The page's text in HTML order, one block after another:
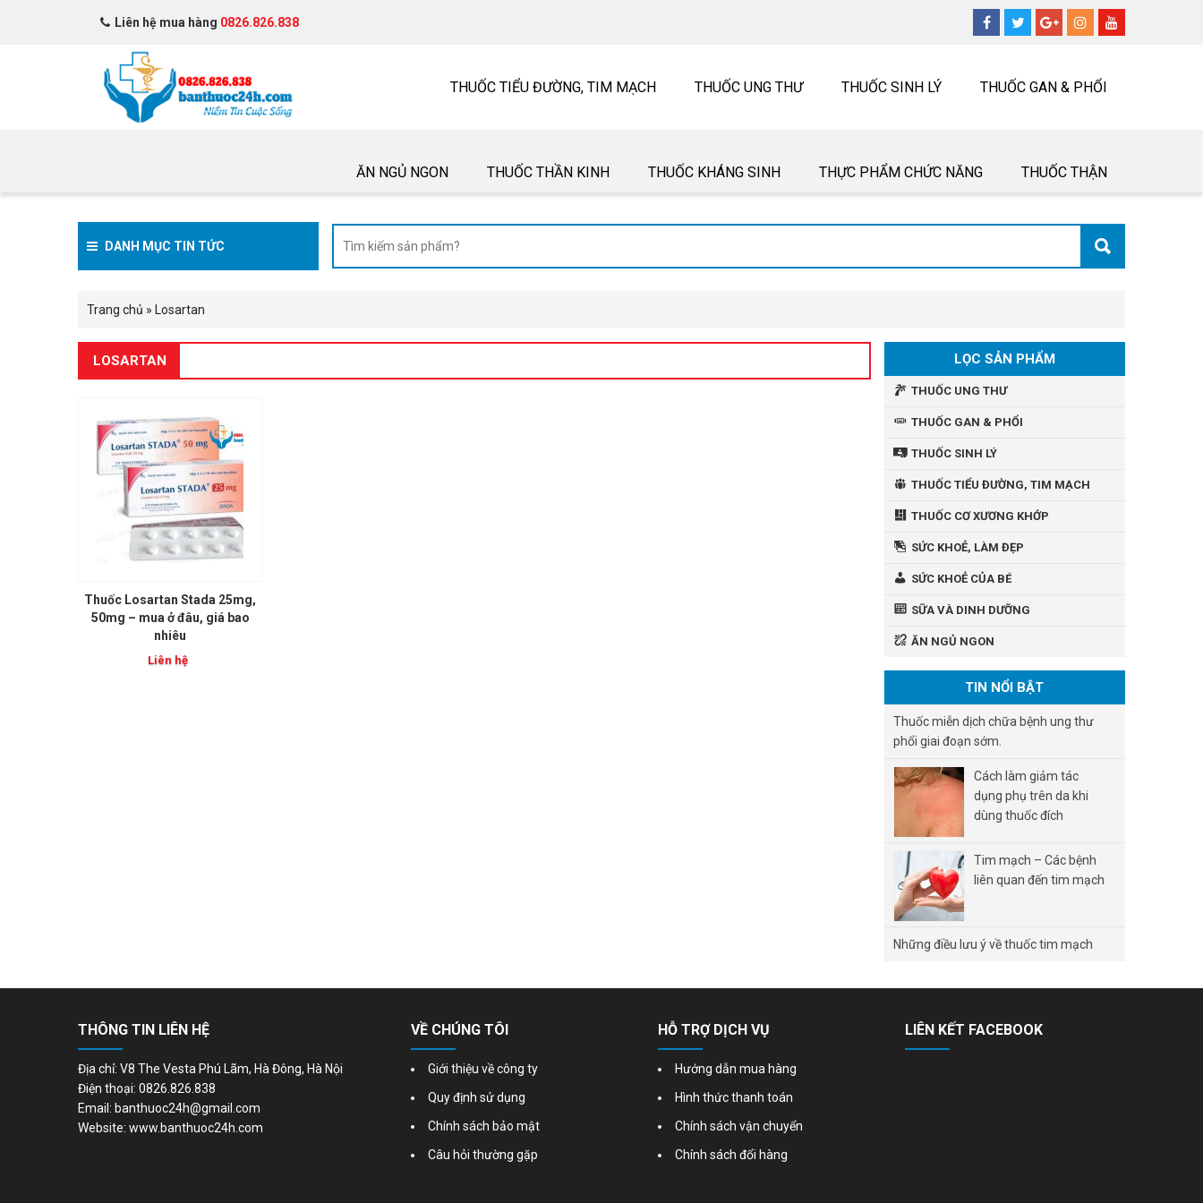
Liên hệ mua hàng 0826.826.838
THUỐC TIỂU ĐƯỜNG, TIM MẠCH THUỐC UNG THƯ THUỐC SINH LÝ THUỐC GAN & PHỔI
ĂN NGỦ NGON THUỐC THẦN KINH THUỐC KHÁNG SINH THỰC PHẨM CHỨC NĂNG THUỐC THẬN
DANH MỤC TIN TỨC
Trang chủ » Losartan
LOSARTAN
Thuốc Losartan Stada 25mg,
50mg – mua ở đâu, giá bao
nhiêu
Liên hệ
LỌC SẢN PHẨM
THUỐC UNG THƯ
THUỐC GAN & PHỔI
THUỐC SINH LÝ
THUỐC TIỂU ĐƯỜNG, TIM MẠCH
THUỐC CƠ XƯƠNG KHỚP
SỨC KHOẺ, LÀM ĐẸP
SỨC KHOẺ CỦA BÉ
SỮA VÀ DINH DƯỠNG
ĂN NGỦ NGON
TIN NỔI BẬT
Thuốc miễn dịch chữa bệnh ung thư
phổi giai đoạn sớm.
Cách làm giảm tác
dụng phụ trên da khi
dùng thuốc đích
Tim mạch – Các bệnh
liên quan đến tim mạch
Những điều lưu ý về thuốc tim mạch
THÔNG TIN LIÊN HỆ
Địa chỉ: V8 The Vesta Phú Lãm, Hà Đông, Hà Nội
Điện thoại: 0826.826.838
Email: banthuoc24h@gmail.com
Website: www.banthuoc24h.com
VỀ CHÚNG TÔI
Giới thiệu về công ty
Quy định sử dụng
Chính sách bảo mật
Câu hỏi thường gặp
HỖ TRỢ DỊCH VỤ
Hướng dẫn mua hàng
Hình thức thanh toán
Chính sách vận chuyển
Chính sách đổi hàng
LIÊN KẾT FACEBOOK